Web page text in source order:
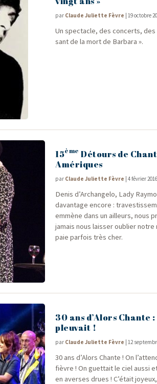
par Claude Juliette Fèvre |19 octobre
Un spec­tacle, des concerts,
sant de la mort de Barbara ».
15ème Détours de
Amériques
par Claude Juliette Fèvre |4 février 2016
Denis d’Archangelo, Lady
davan­tage encore :
emmène dans un ailleurs, nous
jamais nous lais­ser oublier notre
paie par­fois très cher.
30 ans d’Alors Chante
pleuvait !
par Claude Juliette Fèvre |12
30 ans d’A­lors Chante ! On
fièvre ! On guet­tait le ciel aus­si
en averses drues ! C’était